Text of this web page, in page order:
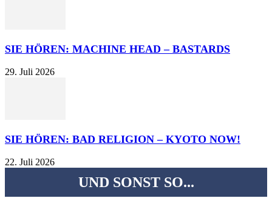
SIE HÖREN: MACHINE HEAD – BASTARDS
29. Juli 2026
SIE HÖREN: BAD RELIGION – KYOTO NOW!
22. Juli 2026
UND SONST SO...